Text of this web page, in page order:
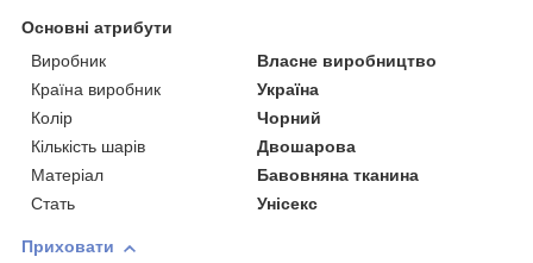
Основні атрибути
Виробник
Власне виробництво
Країна виробник
Україна
Колір
Чорний
Кількість шарів
Двошарова
Матеріал
Бавовняна тканина
Стать
Унісекс
Приховати